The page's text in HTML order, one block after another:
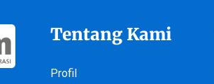
Tentang Kami
Profil